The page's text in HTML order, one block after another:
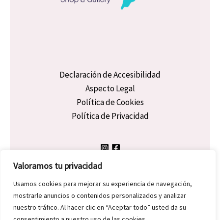
Valoramos tu privacidad
Usamos cookies para mejorar su experiencia de navegación,
mostrarle anuncios o contenidos personalizados y analizar
nuestro tráfico. Al hacer clic en “Aceptar todo” usted da su
Declaración de Accesibilidad
Aspecto Legal
Política de Cookies
Política de Privacidad
Copyright © 2026 Dicky Morgan | Powered by Dicky Morgan